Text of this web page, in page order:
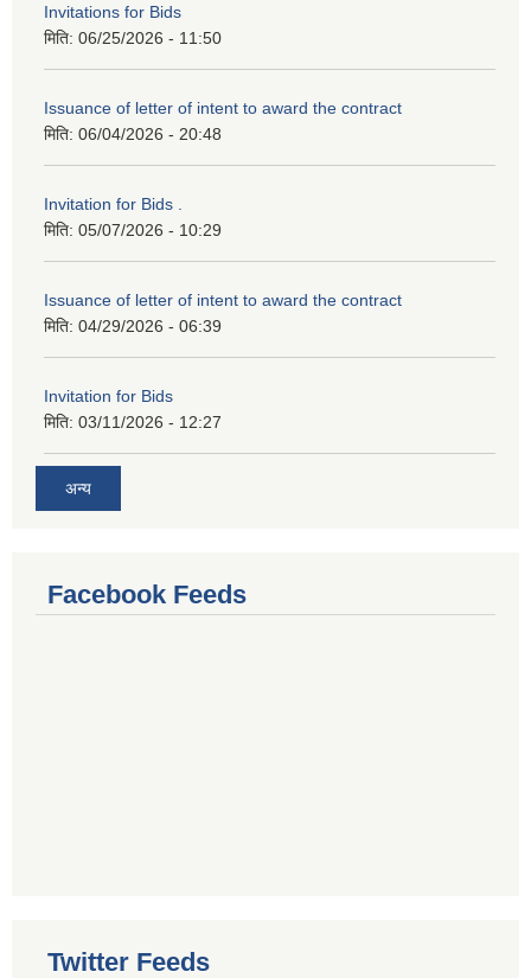
Invitations for Bids
मिति: 06/25/2026 - 11:50
Issuance of letter of intent to award the contract
मिति: 06/04/2026 - 20:48
Invitation for Bids .
मिति: 05/07/2026 - 10:29
Issuance of letter of intent to award the contract
मिति: 04/29/2026 - 06:39
Invitation for Bids
मिति: 03/11/2026 - 12:27
अन्य
Facebook Feeds
Twitter Feeds